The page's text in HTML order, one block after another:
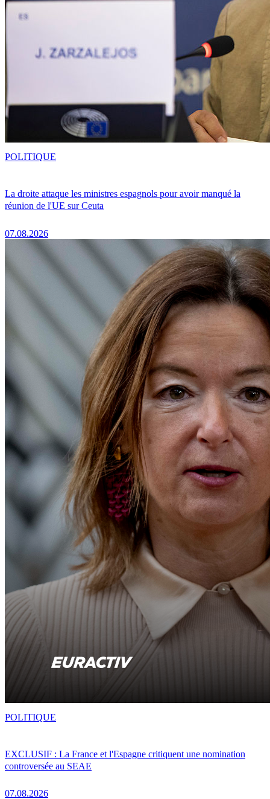
La droite attaque les ministres espagnols pour avoir manqué la
réunion de l'UE sur Ceuta
07.08.2026
POLITIQUE
EXCLUSIF : La France et l'Espagne critiquent une nomination
controversée au SEAE
07.08.2026
POLITIQUE